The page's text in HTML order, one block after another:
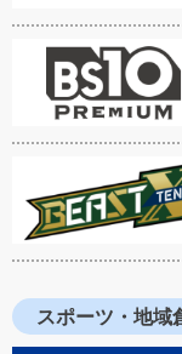
スポーツ・地域